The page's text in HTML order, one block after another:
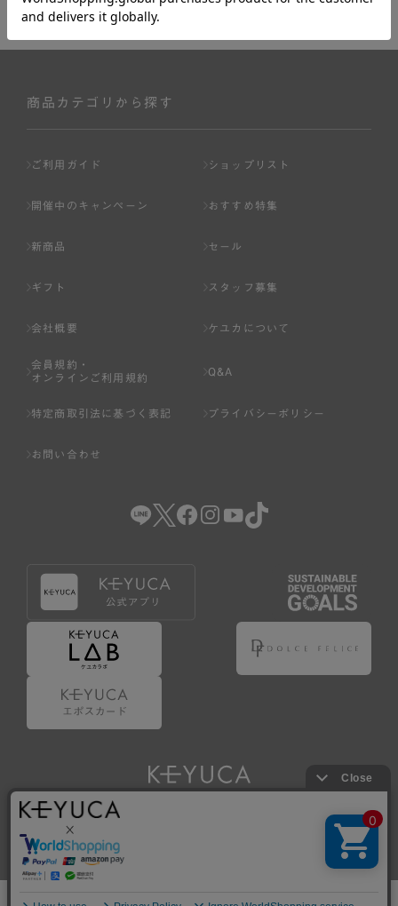
商品カテゴリから探す
ご利用ガイド ショップリスト
開催中のキャンペーン おすすめ特集
新商品 セール
ギフト スタッフ募集
会社概要 ケユカについて
会員規約・
オンラインご利用規約
Q&A
特定商取引法に基づく表記 プライバシーポリシー
お問い合わせ
Copyright © KAWAJUN Co., Ltd. All Rights Reserved.